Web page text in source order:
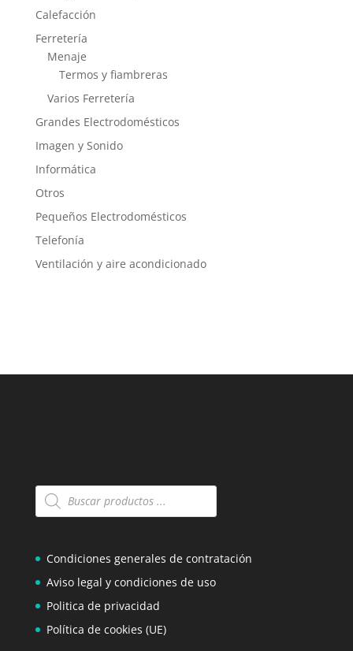
Calefacción
Ferretería
Menaje
Termos y fiambreras
Varios Ferretería
Grandes Electrodomésticos
Imagen y Sonido
Informática
Otros
Pequeños Electrodomésticos
Telefonía
Ventilación y aire acondicionado
Búsqueda
de
Condiciones generales de contratación
Aviso legal y condiciones de uso
Politica de privacidad
Política de cookies (UE)